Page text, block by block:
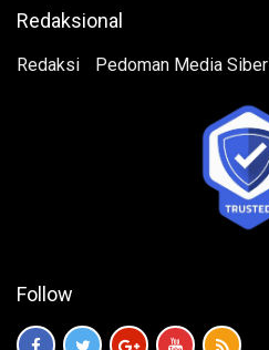
Redaksional
Redaksi Pedoman Media Siber
Follow